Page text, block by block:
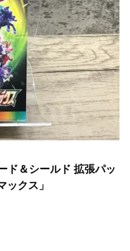
ド＆シールド 拡張パッ
クス」